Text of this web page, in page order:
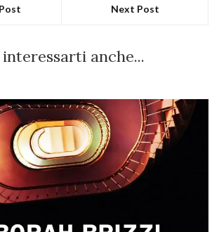
Next Post
anche...